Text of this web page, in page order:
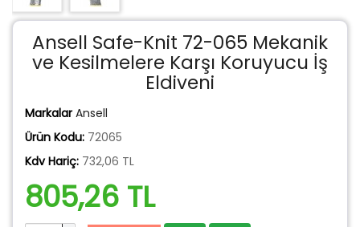
Ansell Safe-Knit 72-065 Mekanik
ve Kesilmelere Karşı Koruyucu İş
Eldiveni
Markalar Ansell
Ürün Kodu: 72065
Kdv Hariç: 732,06 TL
805,26 TL